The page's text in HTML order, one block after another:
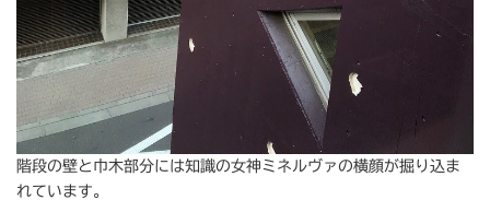
階段の壁と巾木部分には知識の女神ミネルヴァの横顔が掘り込ま
れています。